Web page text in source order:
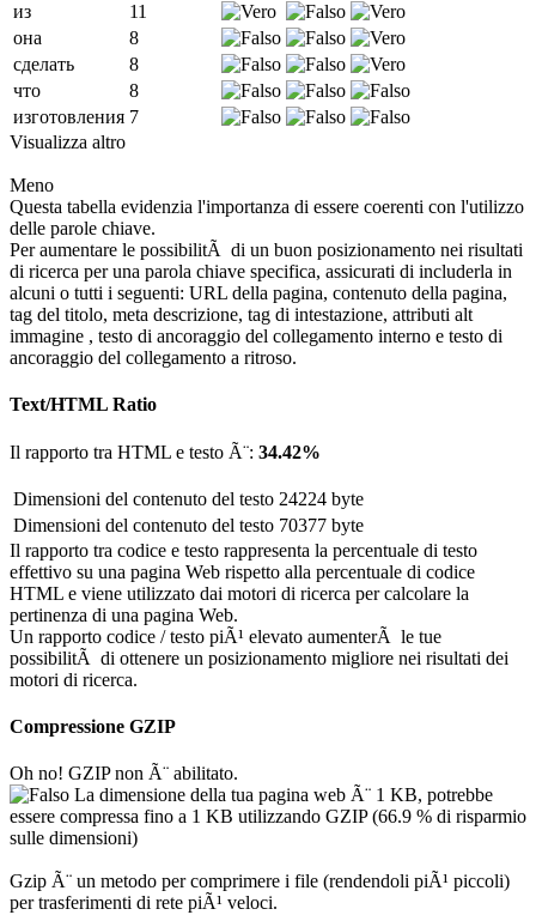
из
11
она
8
сделать
8
что
8
изготовления 7
Visualizza altro
Meno
Questa tabella evidenzia l'importanza di essere coerenti con l'utilizzo
delle parole chiave.
Per aumentare le possibilitÃ di un buon posizionamento nei risultati
di ricerca per una parola chiave specifica, assicurati di includerla in
alcuni o tutti i seguenti: URL della pagina, contenuto della pagina,
tag del titolo, meta descrizione, tag di intestazione, attributi alt
immagine , testo di ancoraggio del collegamento interno e testo di
ancoraggio del collegamento a ritroso.
Text/HTML Ratio
Il rapporto tra HTML e testo Ã¨: 34.42%
Dimensioni del contenuto del testo 24224 byte
Dimensioni del contenuto del testo 70377 byte
Il rapporto tra codice e testo rappresenta la percentuale di testo
effettivo su una pagina Web rispetto alla percentuale di codice
HTML e viene utilizzato dai motori di ricerca per calcolare la
pertinenza di una pagina Web.
Un rapporto codice / testo piÃ¹ elevato aumenterÃ le tue
possibilitÃ di ottenere un posizionamento migliore nei risultati dei
motori di ricerca.
Compressione GZIP
Oh no! GZIP non Ã¨ abilitato.
La dimensione della tua pagina web Ã¨ 1 KB, potrebbe
essere compressa fino a 1 KB utilizzando GZIP (66.9 % di risparmio
sulle dimensioni)
Gzip Ã¨ un metodo per comprimere i file (rendendoli piÃ¹ piccoli)
per trasferimenti di rete piÃ¹ veloci.